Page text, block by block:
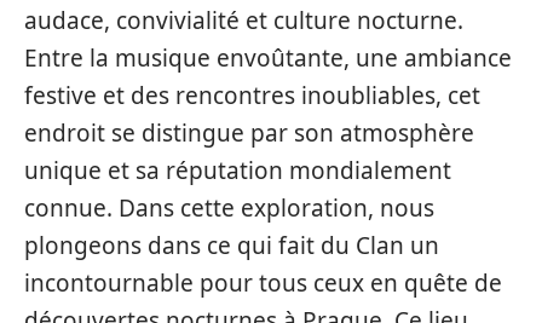
audace, convivialité et culture nocturne.
Entre la musique envoûtante, une ambiance
festive et des rencontres inoubliables, cet
endroit se distingue par son atmosphère
unique et sa réputation mondialement
connue. Dans cette exploration, nous
plongeons dans ce qui fait du Clan un
incontournable pour tous ceux en quête de